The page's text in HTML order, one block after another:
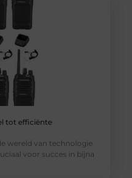
tot efficiënte
wereld van technologie
voor succes in bijna